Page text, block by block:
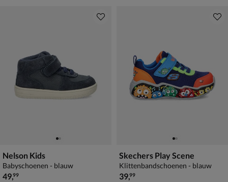
Nelson Kids
Babyschoenen - blauw
€ 49,99
49,99
Skechers Play Scene
Klittenbandschoenen - blauw
€ 39,99
39,99